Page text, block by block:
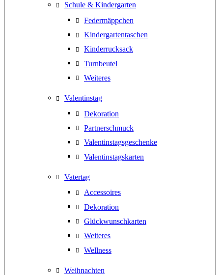
Schule & Kindergarten
Federmäppchen
Kindergartentaschen
Kinderrucksack
Turnbeutel
Weiteres
Valentinstag
Dekoration
Partnerschmuck
Valentinstagsgeschenke
Valentinstagskarten
Vatertag
Accessoires
Dekoration
Glückwunschkarten
Weiteres
Wellness
Weihnachten